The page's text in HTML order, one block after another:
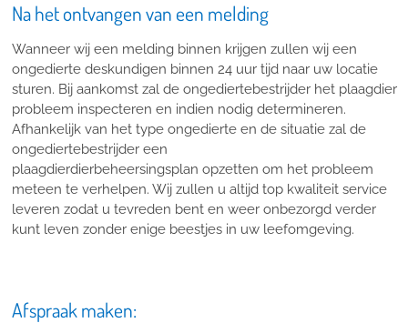
Na het ontvangen van een melding
Wanneer wij een melding binnen krijgen zullen wij een
ongedierte deskundigen binnen 24 uur tijd naar uw locatie
sturen. Bij aankomst zal de ongediertebestrijder het plaagdier
probleem inspecteren en indien nodig determineren.
Afhankelijk van het type ongedierte en de situatie zal de
ongediertebestrijder een
plaagdierdierbeheersingsplan opzetten om het probleem
meteen te verhelpen. Wij zullen u altijd top kwaliteit service
leveren zodat u tevreden bent en weer onbezorgd verder
kunt leven zonder enige beestjes in uw leefomgeving.
Afspraak maken: